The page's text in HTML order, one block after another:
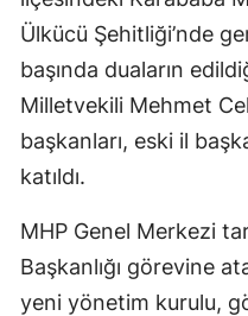
Ülkücü Şehitliği’nde
başında duaların
Milletvekili Mehmet
başkanları, eski il
katıldı.
MHP Genel Merkezi
Başkanlığı görevine
yeni yönetim kurulu,